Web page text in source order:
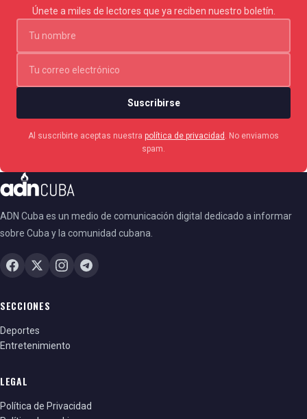
Únete a miles de lectores que ya reciben nuestro boletín.
Suscribirse
Al suscribirte aceptas nuestra política de privacidad
. No enviamos
spam.
ADN Cuba es un medio de comunicación digital dedicado a informar
sobre Cuba y la comunidad cubana.
SECCIONES
Deportes
Entretenimiento
LEGAL
Política de Privacidad